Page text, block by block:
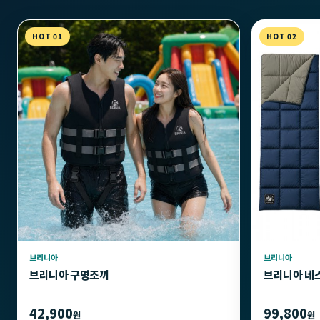
HOT 01
브리니아
브리니아 구명조끼
42,900원
HOT 02
브리니아
브리니아 네
99,800원